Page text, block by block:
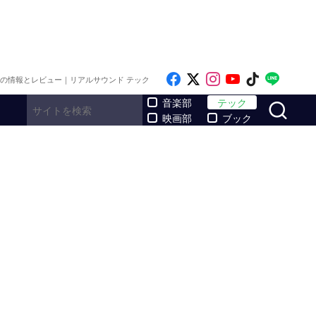
情報とレビュー｜リアルサウンド テック Like on Facebook
Follow on x
Follow on
Follow on
Follow
音楽部
映画部
テック
ブック